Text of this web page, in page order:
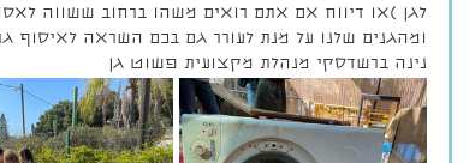
לגן )או דיווח אם אתם רואים משהו ברחוב ששווה
ומהגנים שלנו על מנת לעורר גם בכם השראה לאיסוף
נינה ברשדסקי מנהלת מקצועית פשוט גן